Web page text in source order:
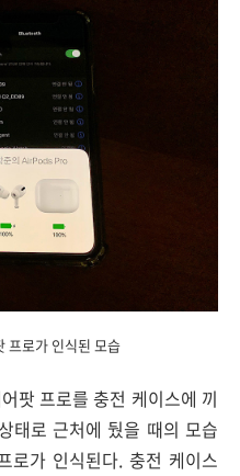
프로가 인식된 모습
팟 프로를 충전 케이스에 끼
태로 근처에 뒀을 때의 모습
로가 인식된다. 충전 케이스